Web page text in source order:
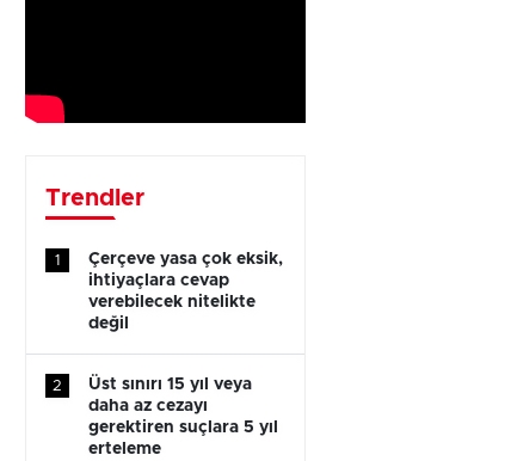
Trendler
1
Çerçeve yasa çok eksik,
ihtiyaçlara cevap
verebilecek nitelikte
değil
2
Üst sınırı 15 yıl veya
daha az cezayı
gerektiren suçlara 5 yıl
erteleme